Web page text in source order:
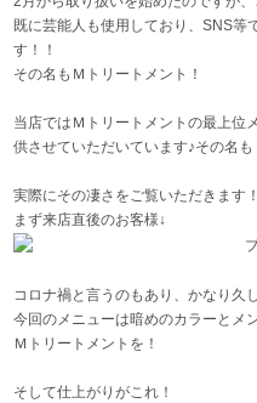
既に芸能人も使用しており、SNS等
す！！
その名もＭトリートメント！
当店ではＭトリートメントの最上位
供させていただいています♪その名
実際にその凄さをご覧いただきます！
まず来店直後のお客様↓
コロナ禍と言うのもあり、かなり久
今回のメニューは暗めのカラーとメ
Ｍトリートメントを！
そして仕上がりがこれ！